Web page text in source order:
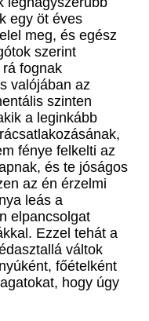
egy öt éves
meg, és egész
szerint
fognak
valójában az
szinten
a leginkább
fénye felkelti az
és te jóságos
az én érzelmi
leás a
elpancsolgat
Ezzel tehát a
váltok
főételként
hogy úgy